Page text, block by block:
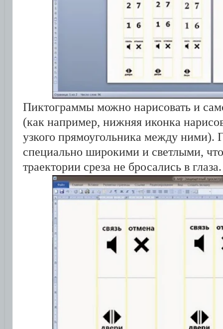
Пиктограммы можно нарисовать и
(как например, нижняя иконка
узкого прямоугольника между ними).
специально широкими и светлыми,
траектории среза не бросались в глаза.